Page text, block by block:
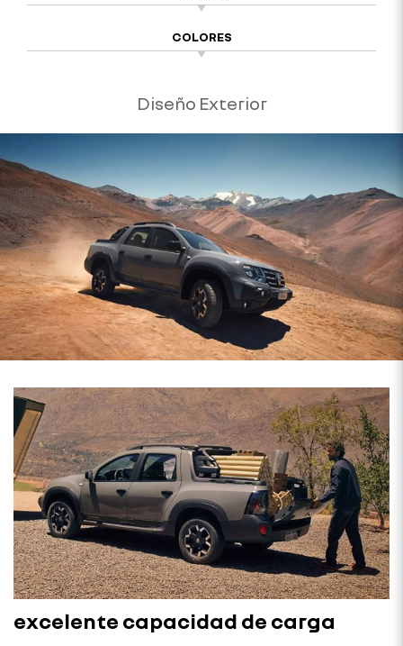
COLORES
Diseño Exterior
excelente capacidad de carga